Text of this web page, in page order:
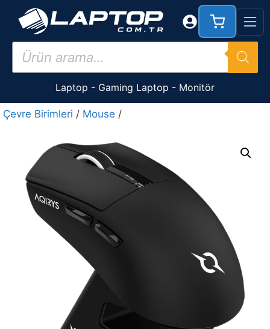
İçeriğe
Products
search
Laptop - Gaming Laptop - Monitör
Çevre Birimleri / Mouse /